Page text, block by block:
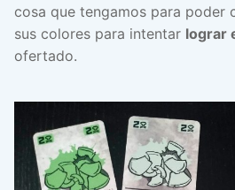
cosa que tengamos para poder
sus colores para intentar lograr
ofertado.